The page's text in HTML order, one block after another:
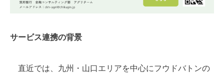
サービス連携の背景
直近では、九州・山口エリアを中心にフウドバトンの